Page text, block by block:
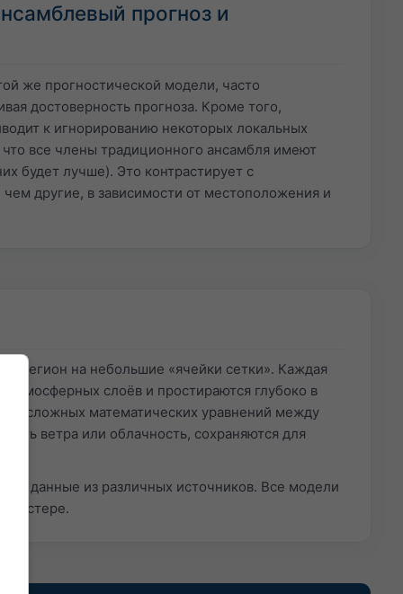
прогноз и
же прогностической модели, часто
достоверность прогноза. Кроме того,
к игнорированию некоторых локальных
все члены традиционного ансамбля имеют
будет лучше). Это контрастирует с
другие, в зависимости от местоположения и
регион на небольшие «ячейки сетки». Каждая
слоёв и простираются глубоко в
сложных математических уравнений между
ветра или облачность, сохраняются для
данные из различных источников. Все модели